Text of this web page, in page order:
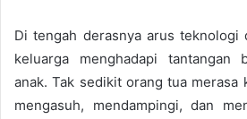
Di tengah derasnya arus teknologi
keluarga menghadapi tantangan
anak. Tak sedikit orang tua merasa
mengasuh, mendampingi, dan